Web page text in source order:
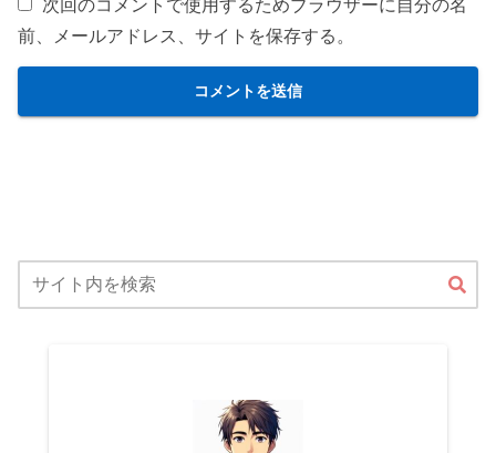
次回のコメントで使用するためブラウザーに自分の名
前、メールアドレス、サイトを保存する。